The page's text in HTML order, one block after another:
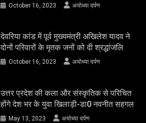
October 16, 2023 अयोध्या दर्पण
देवरिया कांड में पूर्व मुख्यमंत्री अखिलेश यादव ने
दोनों परिवारों के मृतक जनों को दी श्रद्धांजलि
October 16, 2023 अयोध्या दर्पण
उत्तर प्रदेश की कला और संस्कृतिक से परिचित
होंगे देश भर के युवा खिलाड़ी-डा0 नवनीत सहगल
May 13, 2023 अयोध्या दर्पण